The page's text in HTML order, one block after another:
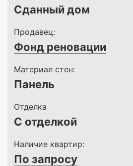
Сданный дом
Продавец:
Фонд реновации
Материал стен:
Панель
Отделка
С отделкой
Наличие квартир:
По запросу